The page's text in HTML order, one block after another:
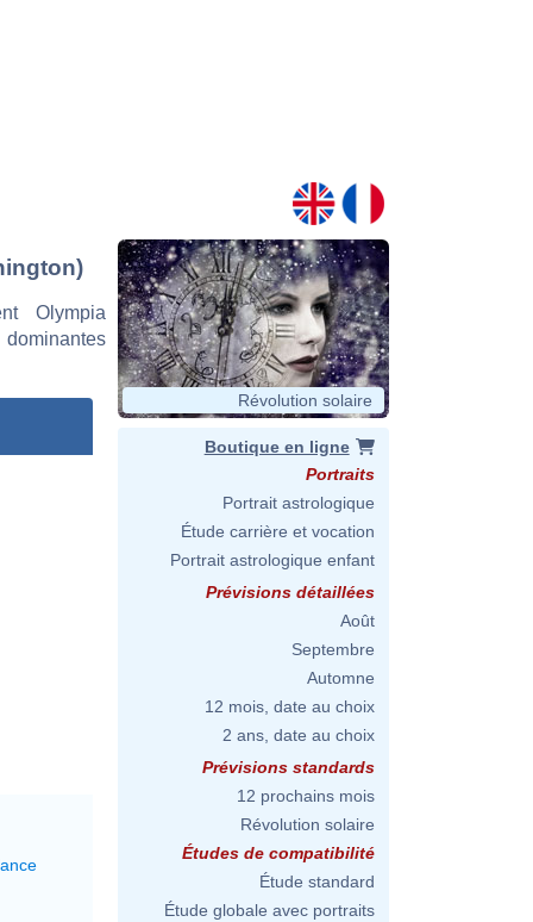
Olympia
Révolution solaire
Boutique en ligne
Portraits
Portrait astrologique
Étude carrière et vocation
Portrait astrologique enfant
Prévisions détaillées
Août
Septembre
Automne
12 mois, date au choix
2 ans, date au choix
Prévisions standards
12 prochains mois
Révolution solaire
Études de compatibilité
Étude standard
Étude globale avec portraits